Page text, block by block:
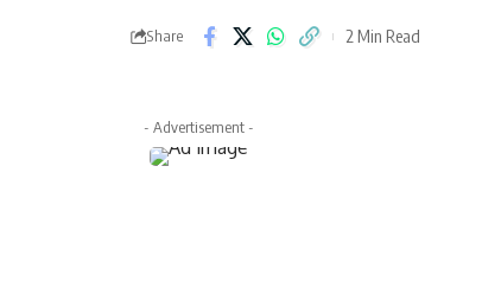
Share 2 Min Read
- Advertisement -